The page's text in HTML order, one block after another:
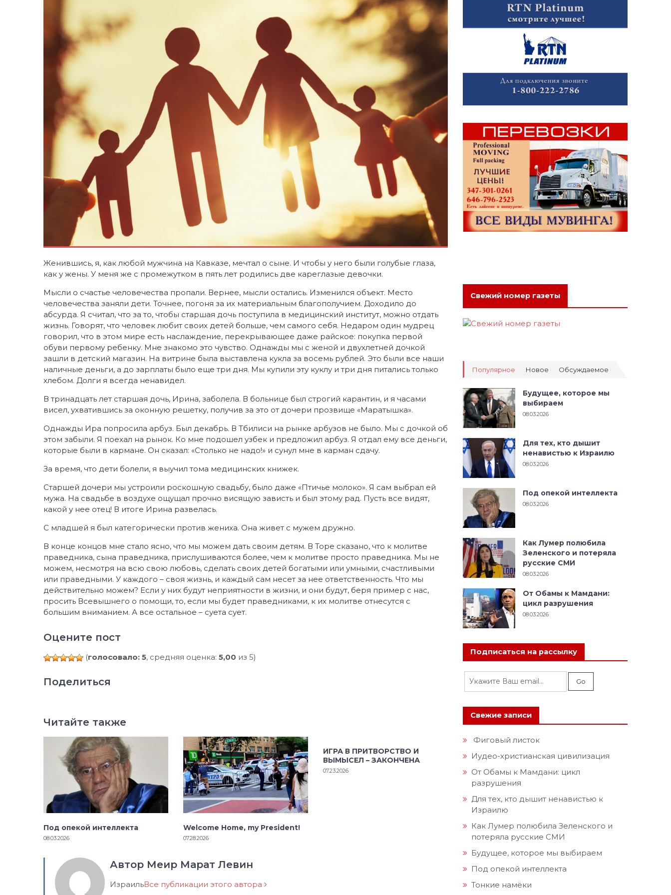
Женившись, я, как любой мужчина на Кавказе, мечтал о сыне. И чтобы у него были голубые глаза,
как у жены. У меня же с промежутком в пять лет родились две кареглазые девочки.
Мысли о счастье человечества пропали. Вернее, мысли остались. Изменился объект. Место
человечества заняли дети. Точнее, погоня за их материальным благополучием. Доходило до
абсурда. Я считал, что за то, чтобы старшая дочь поступила в медицинский институт, можно отдать
жизнь. Говорят, что человек любит своих детей больше, чем самого себя. Недаром один мудрец
говорил, что в этом мире есть наслаждение, перекрывающее даже райское: покупка первой
обуви первому ребенку. Мне знакомо это чувство. Однажды мы с женой и двухлетней дочкой
зашли в детский магазин. На витрине была выставлена кукла за восемь рублей. Это были все наши
наличные деньги, а до зарплаты было еще три дня. Мы купили эту куклу и три дня питались только
хлебом. Долги я всегда ненавидел.
В тринадцать лет старшая дочь, Ирина, заболела. В больнице был строгий карантин, и я часами
висел, ухватившись за оконную решетку, получив за это от дочери прозвище «Маратышка».
Однажды Ира попросила арбуз. Был декабрь. В Тбилиси на рынке арбузов не было. Мы с дочкой об
этом забыли. Я поехал на рынок. Ко мне подошел узбек и предложил арбуз. Я отдал ему все деньги,
которые были в кармане. Он сказал: «Столько не надо!» и сунул мне в карман сдачу.
За время, что дети болели, я выучил тома медицинских книжек.
Старшей дочери мы устроили роскошную свадьбу, было даже «Птичье молоко». Я сам выбрал ей
мужа. На свадьбе в воздухе ощущал прочно висящую зависть и был этому рад. Пусть все видят,
какой у нее отец! В итоге Ирина развелась.
С младшей я был категорически против жениха. Она живет с мужем дружно.
В конце концов мне стало ясно, что мы можем дать своим детям. В Торе сказано, что к молитве
праведника, сына праведника, прислушиваются более, чем к молитве просто праведника. Мы не
можем, несмотря на всю свою любовь, сделать своих детей богатыми или умными, счастливыми
или праведными. У каждого – своя жизнь, и каждый сам несет за нее ответственность. Что мы
действительно можем? Если у них будут неприятности в жизни, и они будут, беря пример с нас,
просить Всевышнего о помощи, то, если мы будет праведниками, к их молитве отнесутся с
бoльшим вниманием. А все остальное – суета сует.
Оцените пост
(голосовало: 5, средняя оценка: 5,00 из 5)
Поделиться
Читайте также
Под опекой интеллекта
08.03.2026
Welcome Home, my President!
07.28.2026
ИГРА В ПРИТВОРСТВО И
ВЫМЫСЕЛ – ЗАКОНЧЕНА
07.23.2026
Автор Меир Марат Левин
ИзраильВсе публикации этого автора
Свежий номер газеты
Популярное Новое Обсуждаемое
Будущее, которое мы
выбираем
08.03.2026
Для тех, кто дышит
ненавистью к Израилю
08.03.2026
Под опекой интеллекта
08.03.2026
Как Лумер полюбила
Зеленского и потеряла
русские СМИ
08.03.2026
От Обамы к Мамдани:
цикл разрушения
08.03.2026
Подписаться на рассылку
Свежие записи
Фиговый листок
Иудео-христианская цивилизация
От Обамы к Мамдани: цикл
разрушения
Для тех, кто дышит ненавистью к
Израилю
Как Лумер полюбила Зеленского и
потеряла русские СМИ
Будущее, которое мы выбираем
Под опекой интеллекта
Тонкие намёки